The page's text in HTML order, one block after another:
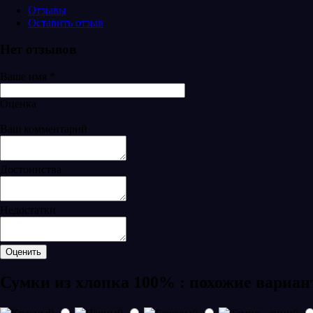
Отзывы
Оставить отзыв
Нет отзывов
Ваше имя
Оценка
Ваш комментарий
Достоинства
Недостатки
Сумки из хлопка 100% : похожие